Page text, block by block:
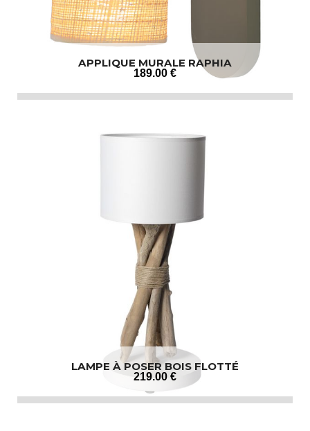
APPLIQUE MURALE RAPHIA
189.00 €
LAMPE À POSER BOIS FLOTTÉ
219.00 €